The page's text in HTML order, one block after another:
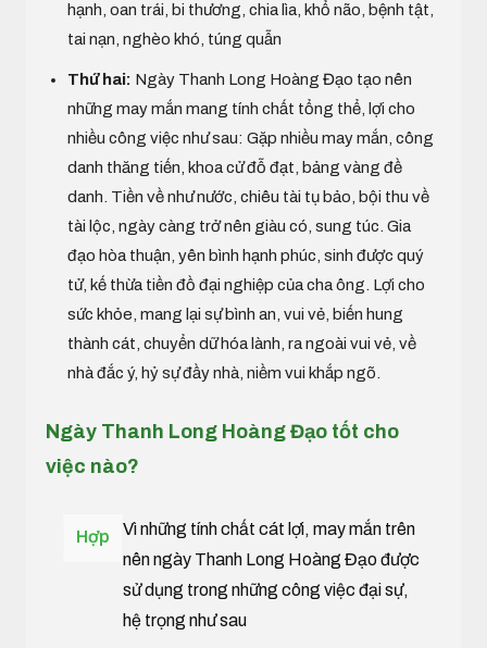
hạnh, oan trái, bi thương, chia lìa, khổ não, bệnh tật,
tai nạn, nghèo khó, túng quẫn
Thứ hai: Ngày Thanh Long Hoàng Đạo tạo nên
những may mắn mang tính chất tổng thể, lợi cho
nhiều công việc như sau: Gặp nhiều may mắn, công
danh thăng tiến, khoa cử đỗ đạt, bảng vàng đề
danh. Tiền về như nước, chiêu tài tụ bảo, bội thu về
tài lộc, ngày càng trở nên giàu có, sung túc. Gia
đạo hòa thuận, yên bình hạnh phúc, sinh được quý
tử, kế thừa tiền đồ đại nghiệp của cha ông. Lợi cho
sức khỏe, mang lại sự bình an, vui vẻ, biến hung
thành cát, chuyển dữ hóa lành, ra ngoài vui vẻ, về
nhà đắc ý, hỷ sự đầy nhà, niềm vui khắp ngõ.
Ngày Thanh Long Hoàng Đạo tốt cho
việc nào?
Hợp
Vì những tính chất cát lợi, may mắn trên
nên ngày Thanh Long Hoàng Đạo được
sử dụng trong những công việc đại sự,
hệ trọng như sau